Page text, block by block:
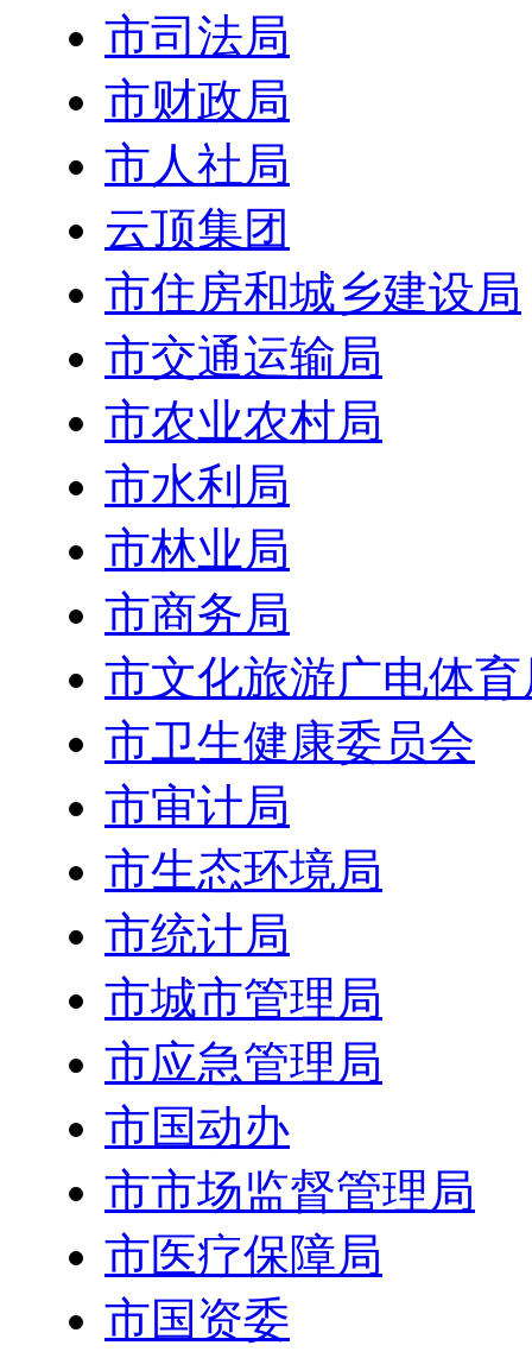
市司法局
市财政局
市人社局
云顶集团
市住房和城乡建设局
市交通运输局
市农业农村局
市水利局
市林业局
市商务局
市文化旅游广电体育
市卫生健康委员会
市审计局
市生态环境局
市统计局
市城市管理局
市应急管理局
市国动办
市市场监督管理局
市医疗保障局
市国资委